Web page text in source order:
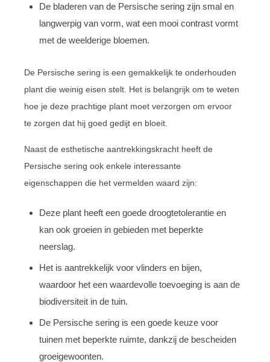
De bladeren van de Persische sering zijn smal en
langwerpig van vorm, wat een mooi contrast vormt
met de weelderige bloemen.
De Persische sering is een gemakkelijk te onderhouden
plant die weinig eisen stelt. Het is belangrijk om te weten
hoe je deze prachtige plant moet verzorgen om ervoor
te zorgen dat hij goed gedijt en bloeit.
Naast de esthetische aantrekkingskracht heeft de
Persische sering ook enkele interessante
eigenschappen die het vermelden waard zijn:
Deze plant heeft een goede droogtetolerantie en
kan ook groeien in gebieden met beperkte
neerslag.
Het is aantrekkelijk voor vlinders en bijen,
waardoor het een waardevolle toevoeging is aan de
biodiversiteit in de tuin.
De Persische sering is een goede keuze voor
tuinen met beperkte ruimte, dankzij de bescheiden
groeigewoonten.